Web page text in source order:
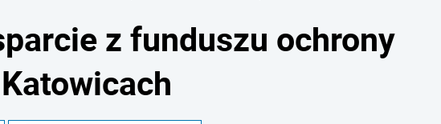
z funduszu ochrony